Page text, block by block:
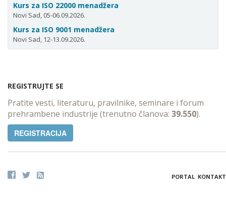
Kurs za ISO 22000 menadžera
Novi Sad, 05-06.09.2026.
Kurs za ISO 9001 menadžera
Novi Sad, 12-13.09.2026.
REGISTRUJTE SE
Pratite vesti, literaturu, pravilnike, seminare i forum
prehrambene industrije (trenutno članova: 39.550).
REGISTRACIJA
PORTAL KONTAKT